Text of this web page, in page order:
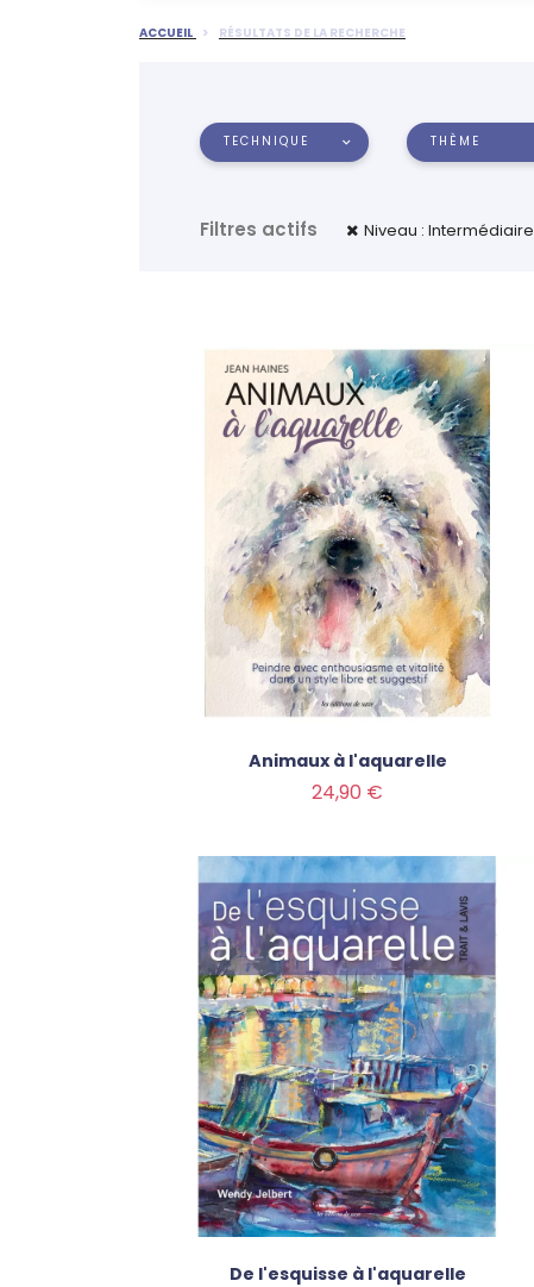
ACCUEIL RÉSULTATS DE LA RECHERCHE
TECHNIQUE THÈME
Filtres actifs Niveau : Intermédiaire
Animaux à l'aquarelle
24,90 €
De l'esquisse à l'aquarelle